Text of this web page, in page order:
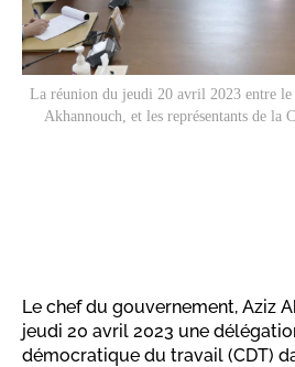
La réunion du jeudi 20 avril 2023 entre
Akhannouch, et les représentants de la
Le chef du gouvernement, Aziz
jeudi 20 avril 2023 une
démocratique du travail (CDT)